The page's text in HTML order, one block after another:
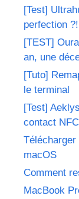
[Test]
perfection ?!
[TEST]
an, une
[Tuto]
le terminal
[Test]
contact NFC
macOS
Comment
MacBook